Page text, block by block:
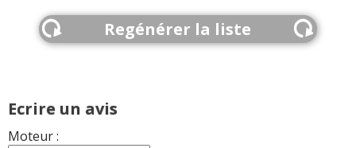
Regénérer la liste
Ecrire un avis
Moteur :